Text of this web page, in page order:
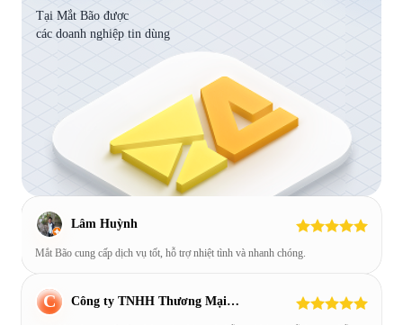
Tại Mắt Bão được
các doanh nghiệp tin dùng
Mắt Bão cung cấp dịch vụ tốt, hỗ trợ nhiệt tình và nhanh chóng.
Lâm Huỳnh
C Công ty TNHH Thương Mại và Dịch Vụ Bất động sản Moon City